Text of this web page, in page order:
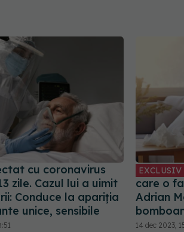
cu coronavirus
zile. Cazul lui a uimit
Conduce la apariția
unice, sensibile
EXCLUSIV
care o
Adrian
14 dec 2023,